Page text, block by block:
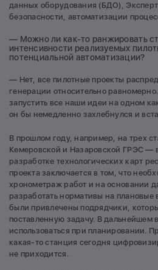
данных оборудования (БДО),
безопасности, автоматизации
— Можно ли как-то ранжировать
интенсивности реализуемых
потенциальной автоматизации?
— Нет, все пилотные проекты
генерации относительно
запустить все наши идеи на одном
он бы немедленно захлебнулся и
В прошлом году, например, на трех
Кемеровской и Назаровской ГРЭС —
разработке технологических карт
проекта заключается в том, что
хронометраж работ и на основании
разработать нормативы на плановые
были привлечены подрядчики,
поставленную задачу. В дальнейшем
использоваться при планировании.
какая-то станция сегодня
не приходится.